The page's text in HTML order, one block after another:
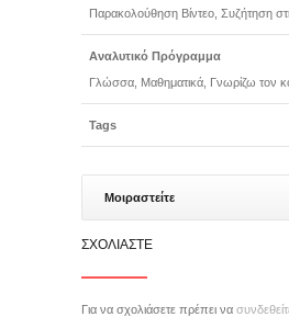
Παρακολούθηση Βίντεο, Συζήτηση
Αναλυτικό Πρόγραμμα
Γλώσσα, Μαθηματικά, Γνωρίζω τον
Tags
Μοιραστείτε
ΣΧΟΛΙΆΣΤΕ
Για να σχολιάσετε πρέπει να